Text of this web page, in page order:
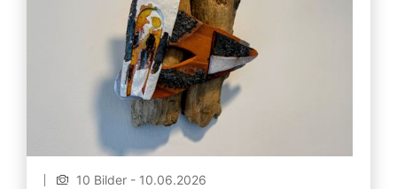
10 Bilder - 10.06.2026